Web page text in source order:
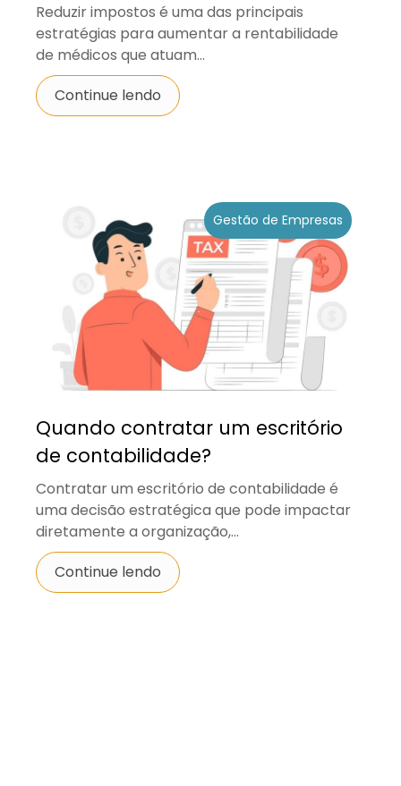
Reduzir impostos é uma das principais
estratégias para aumentar a rentabilidade
de médicos que atuam...
Continue lendo
Gestão de Empresas
Quando contratar um escritório
de contabilidade?
Contratar um escritório de contabilidade é
uma decisão estratégica que pode impactar
diretamente a organização,...
Continue lendo